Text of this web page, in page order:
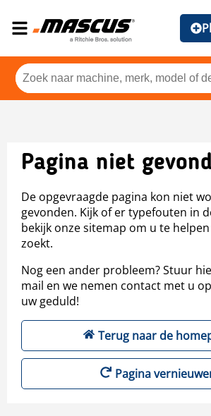
Pagina niet
De opgevraagde pagina kon niet
gevonden. Kijk of er typefouten in
bekijk onze sitemap om u te
zoekt.
Nog een ander probleem? Stuur
mail en we nemen contact met u
uw geduld!
Terug naar de
Pagina